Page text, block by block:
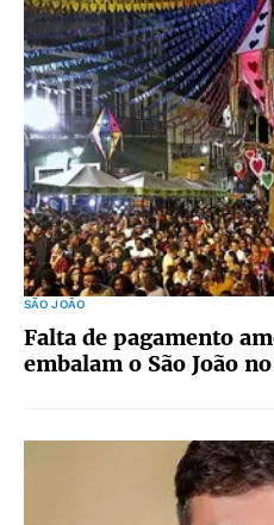
SÃO JOÃO
Falta de pagamento
embalam o São João